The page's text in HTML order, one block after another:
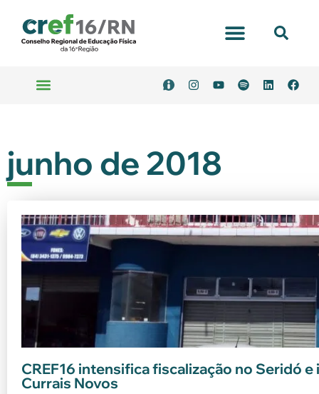
junho de 2018
CREF16 intensifica fiscalização no Seridó
Currais Novos